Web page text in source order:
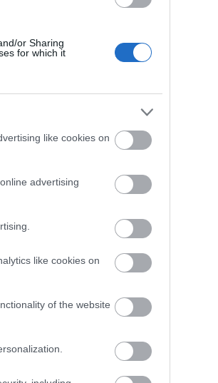
or Sharing
for which it
like cookies on
advertising
like cookies on
of the website